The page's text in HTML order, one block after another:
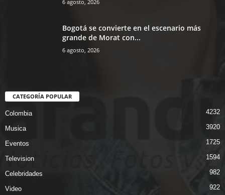
6 agosto, 2026
Bogotá se convierte en el escenario más
grande de Morat con...
6 agosto, 2026
CATEGORÍA POPULAR
Colombia 4232
Musica 3920
Eventos 1725
Television 1594
Celebridades 982
Video 922